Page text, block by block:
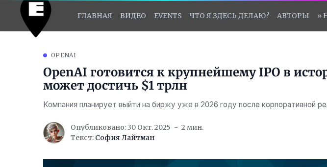
ГЛАВНАЯ ВИДЕО EVENTS ЧТО Я ЗДЕСЬ ДЕЛАЮ? АВТОРЫ »
OPENAI
OpenAI готовится к крупнейшему IPO в
может достичь $1 трлн
Компания планирует выйти на биржу уже в 2026 году после корпоративной
Опубликовано: 30 Окт. 2025
2 мин.
Текст: София Лайтман